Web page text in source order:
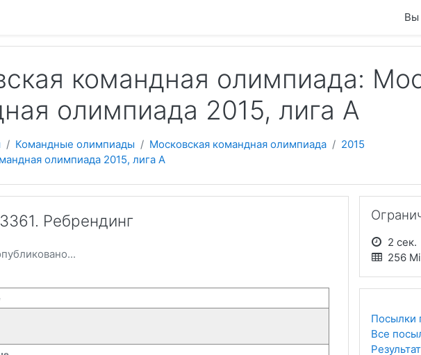
Вы
командная олимпиада:
олимпиада 2015, лига А
Командные олимпиады Московская командная олимпиада
2015
олимпиада 2015, лига А
Ребрендинг
2 сек.
256
Посылки
Все